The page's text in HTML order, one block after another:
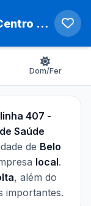
Califórnia/Glória via Centro de Saúde Califórnia
Dom/Fer
407 -
Saúde
de Belo
local.
, além do
importantes.